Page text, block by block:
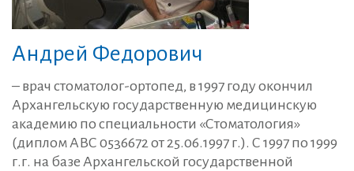
Андрей Федорович
– врач стоматолог-ортопед, в 1997 году окончил
Архангельскую государственную медицинскую
академию по специальности «Стоматология»
(диплом АВС 0536672 от 25.06.1997 г.). С 1997 по 1999
г.г. на базе Архангельской государственной